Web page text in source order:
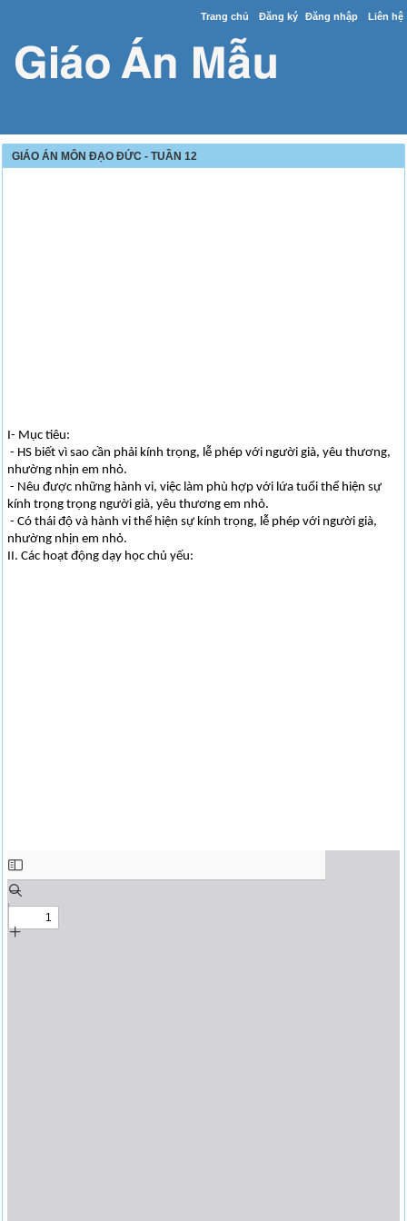
Trang chủ Đăng ký Đăng nhập Liên hệ
GIÁO ÁN MÔN ĐẠO ĐỨC - TUẦN 12
I- Mục tiêu:
- HS biết vì sao cần phải kính trọng, lễ phép với người già, yêu thương,
nhường nhịn em nhỏ.
- Nêu được những hành vi, việc làm phù hợp với lứa tuổi thể hiện sự
kính trọng trọng người già, yêu thương em nhỏ.
- Có thái độ và hành vi thể hiện sự kính trọng, lễ phép với người già,
nhường nhịn em nhỏ.
II. Các hoạt động dạy học chủ yếu: